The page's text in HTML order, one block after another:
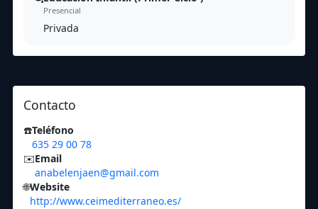
Presencial
Privada
Contacto
☎️Teléfono
635 29 00 78
✉️Email
anabelenjaen@gmail.com
🌐Website
http://www.ceimediterraneo.es/